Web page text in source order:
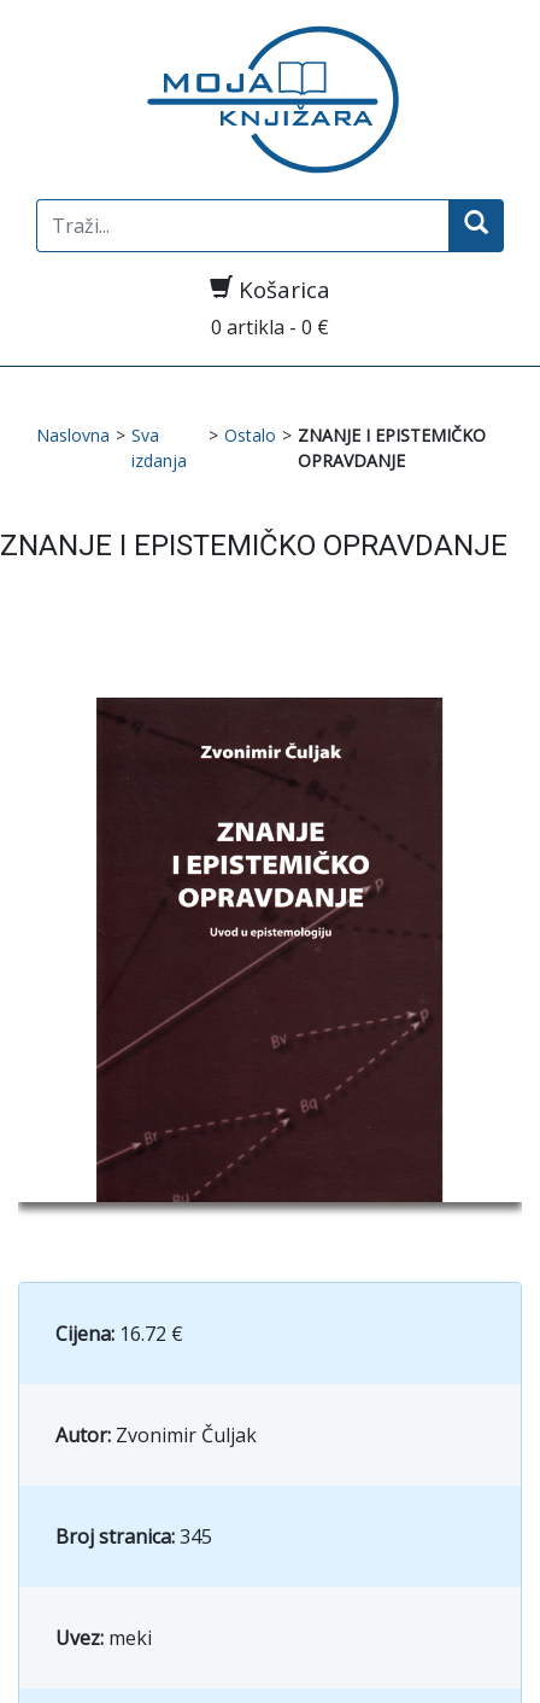
Search
for:
Košarica
0 artikla - 0 €
Naslovna > Sva
izdanja
> Ostalo > ZNANJE I EPISTEMIČKO
OPRAVDANJE
ZNANJE I EPISTEMIČKO OPRAVDANJE
Cijena: 16.72 €
Autor: Zvonimir Čuljak
Broj stranica:345
Uvez: meki